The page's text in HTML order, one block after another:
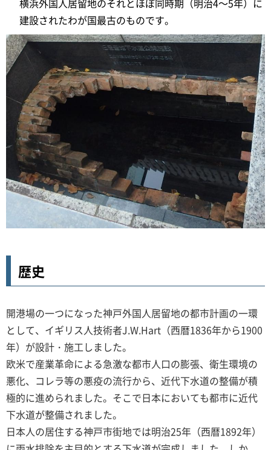
横浜外国人居留地のそれとほぼ同時期（明治4～5年）に
建設されたわが国最古のものです。
歴史
開港場の一つになった神戸外国人居留地の都市計画の一環
として、イギリス人技術者J.W.Hart（西暦1836年から1900
年）が設計・施工しました。
欧米で産業革命による急激な都市人口の膨張、衛生環境の
悪化、コレラ等の悪疫の流行から、近代下水道の整備が積
極的に進められました。そこで日本においても都市に近代
下水道が整備されました。
日本人の居住する神戸市街地では明治25年（西暦1892年）